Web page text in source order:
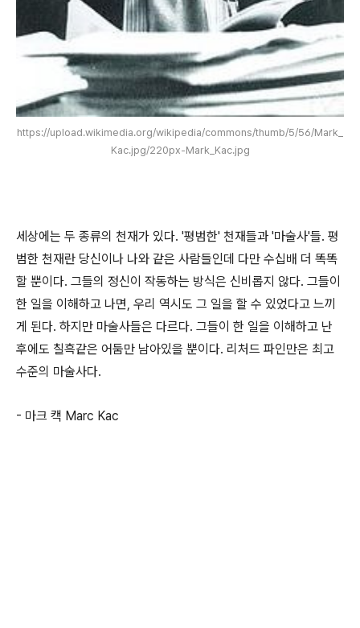
https://upload.wikimedia.org/wikipedia/commons/thumb/5/56/Mark_
Kac.jpg/220px-Mark_Kac.jpg
세상에는 두 종류의 천재가 있다. '평범한' 천재들과 '마술사'들. 평
범한 천재란 당신이나 나와 같은 사람들인데 다만 수십배 더 똑똑
할 뿐이다. 그들의 정신이 작동하는 방식은 신비롭지 않다. 그들이
한 일을 이해하고 나면, 우리 역시도 그 일을 할 수 있었다고 느끼
게 된다. 하지만 마술사들은 다르다. 그들이 한 일을 이해하고 난
후에도 칠흑같은 어둠만 남아있을 뿐이다. 리처드 파인만은 최고
수준의 마술사다.
- 마크 캑 Marc Kac